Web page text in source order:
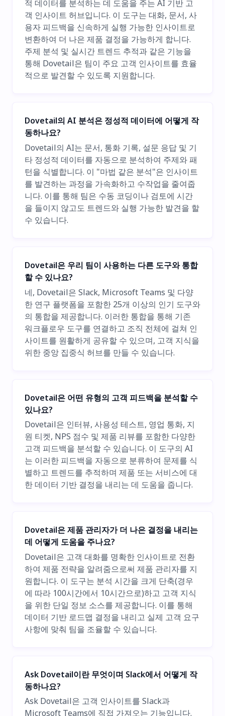
적 데이터를 분석하는 데 도움을 주는 AI 기반 고
객 인사이트 허브입니다. 이 도구는 대화, 문서, 사
용자 피드백을 신속하게 실행 가능한 인사이트로
변환하여 더 나은 제품 결정을 가능하게 합니다.
주제 분석 및 실시간 트렌드 추적과 같은 기능을
통해 Dovetail은 팀이 주요 고객 인사이트를 효율
적으로 발견할 수 있도록 지원합니다.
Dovetail의 AI 분석은 정성적 데이터에 어떻게 작
동하나요?
Dovetail의 AI는 문서, 통화 기록, 설문 응답 및 기
타 정성적 데이터를 자동으로 분석하여 주제와 패
턴을 식별합니다. 이 "마법 같은 분석"은 인사이트
를 발견하는 과정을 가속화하고 수작업을 줄여줍
니다. 이를 통해 팀은 수동 코딩이나 검토에 시간
을 들이지 않고도 트렌드와 실행 가능한 발견을 할
수 있습니다.
Dovetail은 우리 팀이 사용하는 다른 도구와 통합
할 수 있나요?
네, Dovetail은 Slack, Microsoft Teams 및 다양
한 연구 플랫폼을 포함한 25개 이상의 인기 도구와
의 통합을 제공합니다. 이러한 통합을 통해 기존
워크플로우 도구를 연결하고 조직 전체에 걸쳐 인
사이트를 원활하게 공유할 수 있으며, 고객 지식을
위한 중앙 집중식 허브를 만들 수 있습니다.
Dovetail은 어떤 유형의 고객 피드백을 분석할 수
있나요?
Dovetail은 인터뷰, 사용성 테스트, 영업 통화, 지
원 티켓, NPS 점수 및 제품 리뷰를 포함한 다양한
고객 피드백을 분석할 수 있습니다. 이 도구의 AI
는 이러한 피드백을 자동으로 분류하여 문제를 식
별하고 트렌드를 추적하며 제품 또는 서비스에 대
한 데이터 기반 결정을 내리는 데 도움을 줍니다.
Dovetail은 제품 관리자가 더 나은 결정을 내리는
데 어떻게 도움을 주나요?
Dovetail은 고객 대화를 명확한 인사이트로 전환
하여 제품 전략을 알려줌으로써 제품 관리자를 지
원합니다. 이 도구는 분석 시간을 크게 단축(경우
에 따라 100시간에서 10시간으로)하고 고객 지식
을 위한 단일 정보 소스를 제공합니다. 이를 통해
데이터 기반 로드맵 결정을 내리고 실제 고객 요구
사항에 맞춰 팀을 조율할 수 있습니다.
Ask Dovetail이란 무엇이며 Slack에서 어떻게 작
동하나요?
Ask Dovetail은 고객 인사이트를 Slack과
Microsoft Teams에 직접 가져오는 기능입니다.